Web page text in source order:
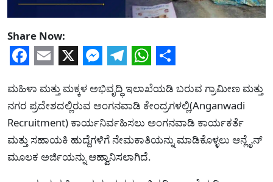
Share Now:
ಮಹಿಳಾ ಮತ್ತು ಮಕ್ಕಳ ಅಭಿವೃದ್ಧಿ ಇಲಾಖೆಯಡಿ ಬರುವ ಗ್ರಾಮೀಣ ಮತ್ತು
ನಗರ ಪ್ರದೇಶದಲ್ಲಿರುವ ಅಂಗನವಾಡಿ ಕೇಂದ್ರಗಳಲ್ಲಿ(Anganwadi
Recruitment) ಕಾರ್ಯನಿರ್ವಹಿಸಲು ಅಂಗನವಾಡಿ ಕಾರ್ಯಕರ್ತೆ
ಮತ್ತು ಸಹಾಯಕಿ ಹುದ್ದೆಗಳಿಗೆ ನೇಮಕಾತಿಯನ್ನು ಮಾಡಿಕೊಳ್ಳಲು ಆನ್ಲೈನ್
ಮೂಲಕ ಅರ್ಜಿಯನ್ನು ಆಹ್ವಾನಿಸಲಾಗಿದೆ.